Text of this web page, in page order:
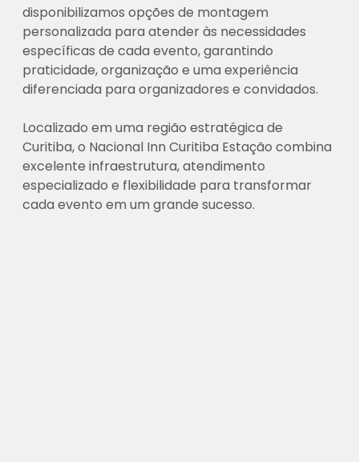
disponibilizamos opções de montagem
personalizada para atender às necessidades
específicas de cada evento, garantindo
praticidade, organização e uma experiência
diferenciada para organizadores e convidados.
Localizado em uma região estratégica de
Curitiba, o Nacional Inn Curitiba Estação combina
excelente infraestrutura, atendimento
especializado e flexibilidade para transformar
cada evento em um grande sucesso.